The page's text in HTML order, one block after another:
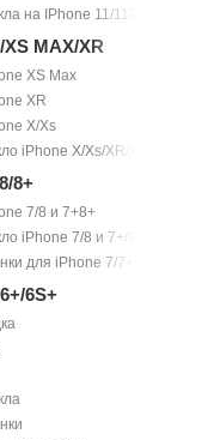
на IPhone 11/11Pro/11ProMax
XS MAX/XR
XS Max
XR
X/Xs
iPhone X/Xs/XR/Xs Max
8+
7/8 и 7+8+
iPhone 7/8 и 7+/8+
для iPhone 7/7+
6S+